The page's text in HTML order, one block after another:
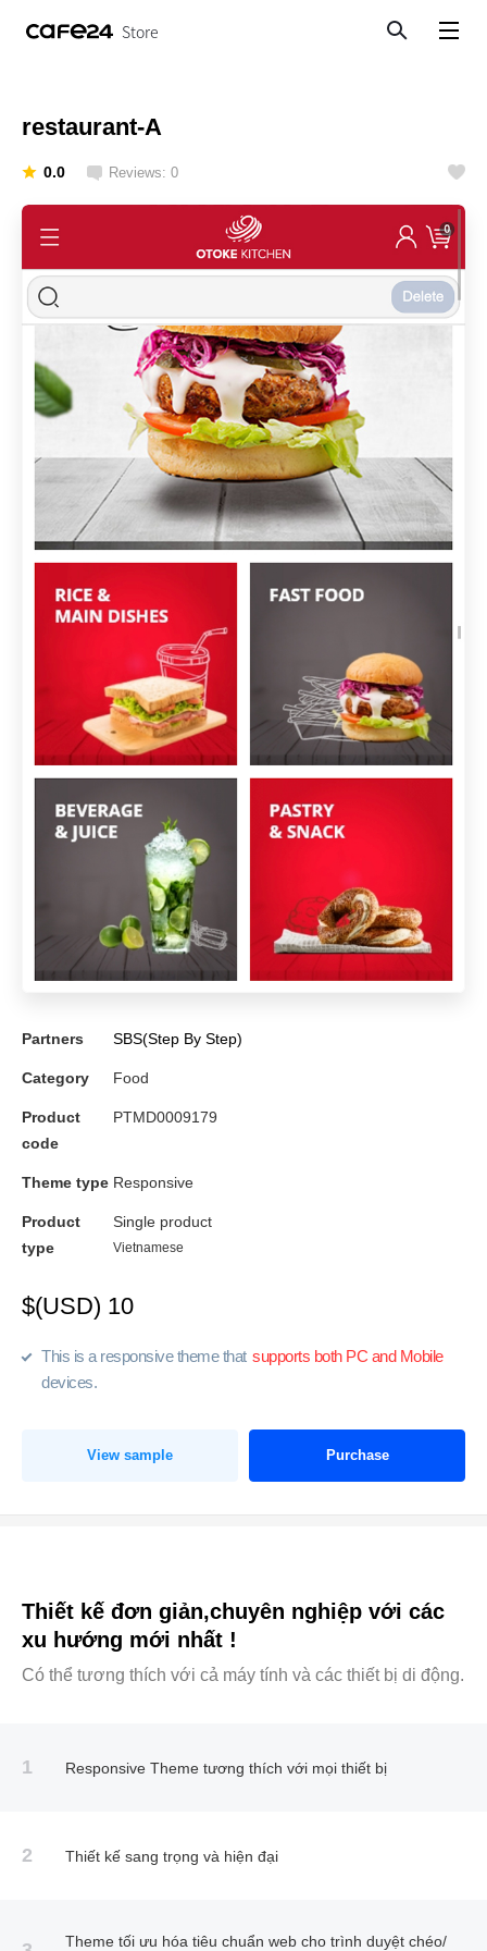
Store
restaurant-A
0.0 Reviews: 0
Partners SBS(Step By Step)
Category Food
Product
code
PTMD0009179
Theme type Responsive
Product
type
Single product
Vietnamese
$(USD) 10
This is a responsive theme that supports both PC and Mobile
devices.
View sample Purchase
Thiết kế đơn giản,chuyên nghiệp với các
xu hướng mới nhất !
Có thể tương thích với cả máy tính và các thiết bị di động.
1 Responsive Theme tương thích với mọi thiết bị
2 Thiết kế sang trọng và hiện đại
Theme tối ưu hóa tiêu chuẩn web cho trình duyệt chéo/